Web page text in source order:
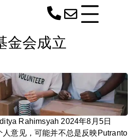
金会成立
Rahimsyah 2024年8月5日
人意见，可能并不总是反映Putranto